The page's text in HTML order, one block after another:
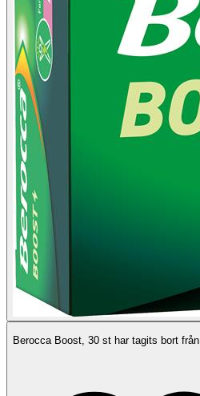
Berocca Boost, 30 st har tagits bort